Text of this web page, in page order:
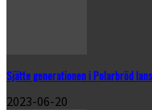
Sjätte generationen i Polarbröd
2023-06-20